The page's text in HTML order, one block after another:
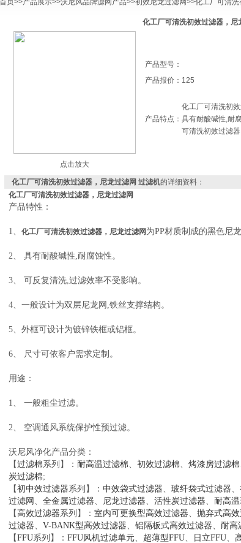
首页>>产品展示>>沃尼风品牌滤网产品>>初效尼龙过滤网>>化工厂可清
化工厂可清洗初效过滤器，尼
点击放大
产品型号：
产品报价： 125
产品特点：
化工厂可清洗初
具有耐酸碱性,耐腐
可清洗初效过滤
化工厂可清洗初效过滤器，尼龙过滤网 过滤机的详细资料：
化工厂可清洗初效过滤器，尼龙过滤网
产品特性：
1、 化工厂可清洗初效过滤器，尼龙过滤网 为PP材质制成的黑色尼
2、 具有耐酸碱性,耐腐蚀性。
3、 可反复清洗,过滤效率不受影响。
4、一般设计为双层尼龙网,铁丝支撑结构。
5、 外框可设计为镀锌铁框或铝框。
6、 尺寸可依客户需求定制。
用途：
1、 一般粗尘过滤。
2、 空调通风系统保护性预过滤。
沃尼风净化产品分类：
【过滤棉系列】： 耐高温过滤棉、 初效过滤棉、 烤漆房过滤棉
炭过滤棉;
【初中效过滤器系列】： 中效袋式过滤器、 玻纤袋式过滤器、
过滤网 、 全金属过滤器、 尼龙过滤器、 活性炭过滤器、 耐高
【高效过滤器系列】： 室内可更换型高效过滤器、 抛弃式高
过滤器、 V-BANK型高效过滤器、 铝隔板式高效过滤器、 耐高
【FFU系列】： FFU风机过滤单元、 超薄型FFU、 日立FFU、